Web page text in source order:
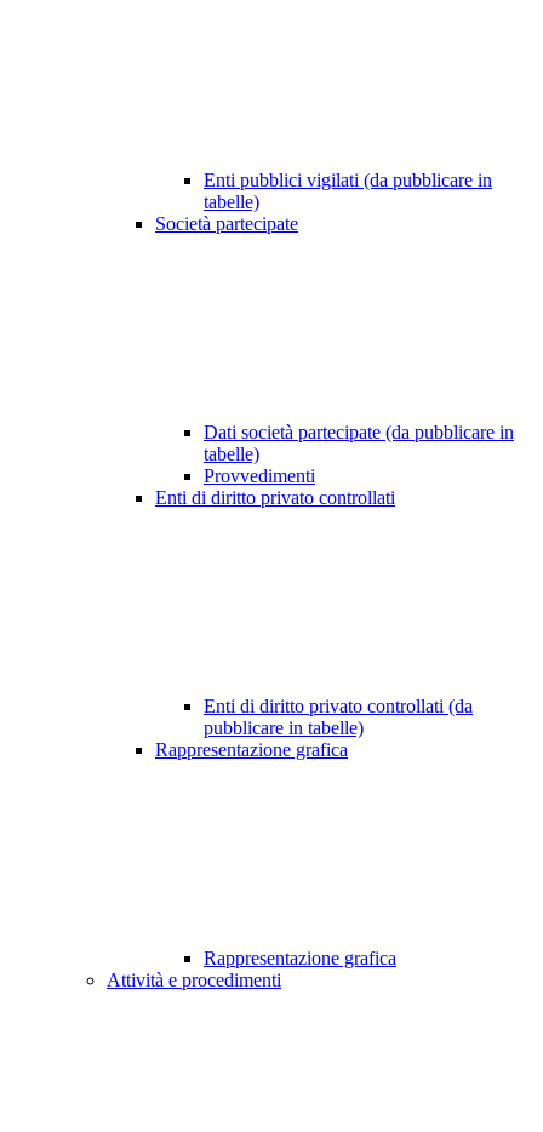
Enti pubblici vigilati (da pubblicare in
tabelle)
Società partecipate
Dati società partecipate (da pubblicare in
tabelle)
Provvedimenti
Enti di diritto privato controllati
Enti di diritto privato controllati (da
pubblicare in tabelle)
Rappresentazione grafica
Rappresentazione grafica
Attività e procedimenti